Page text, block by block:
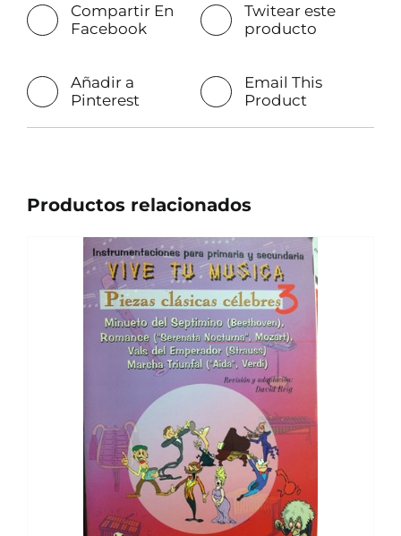
Compartir En
Facebook
Twitear este
producto
Añadir a
Pinterest
Email This
Product
Productos relacionados